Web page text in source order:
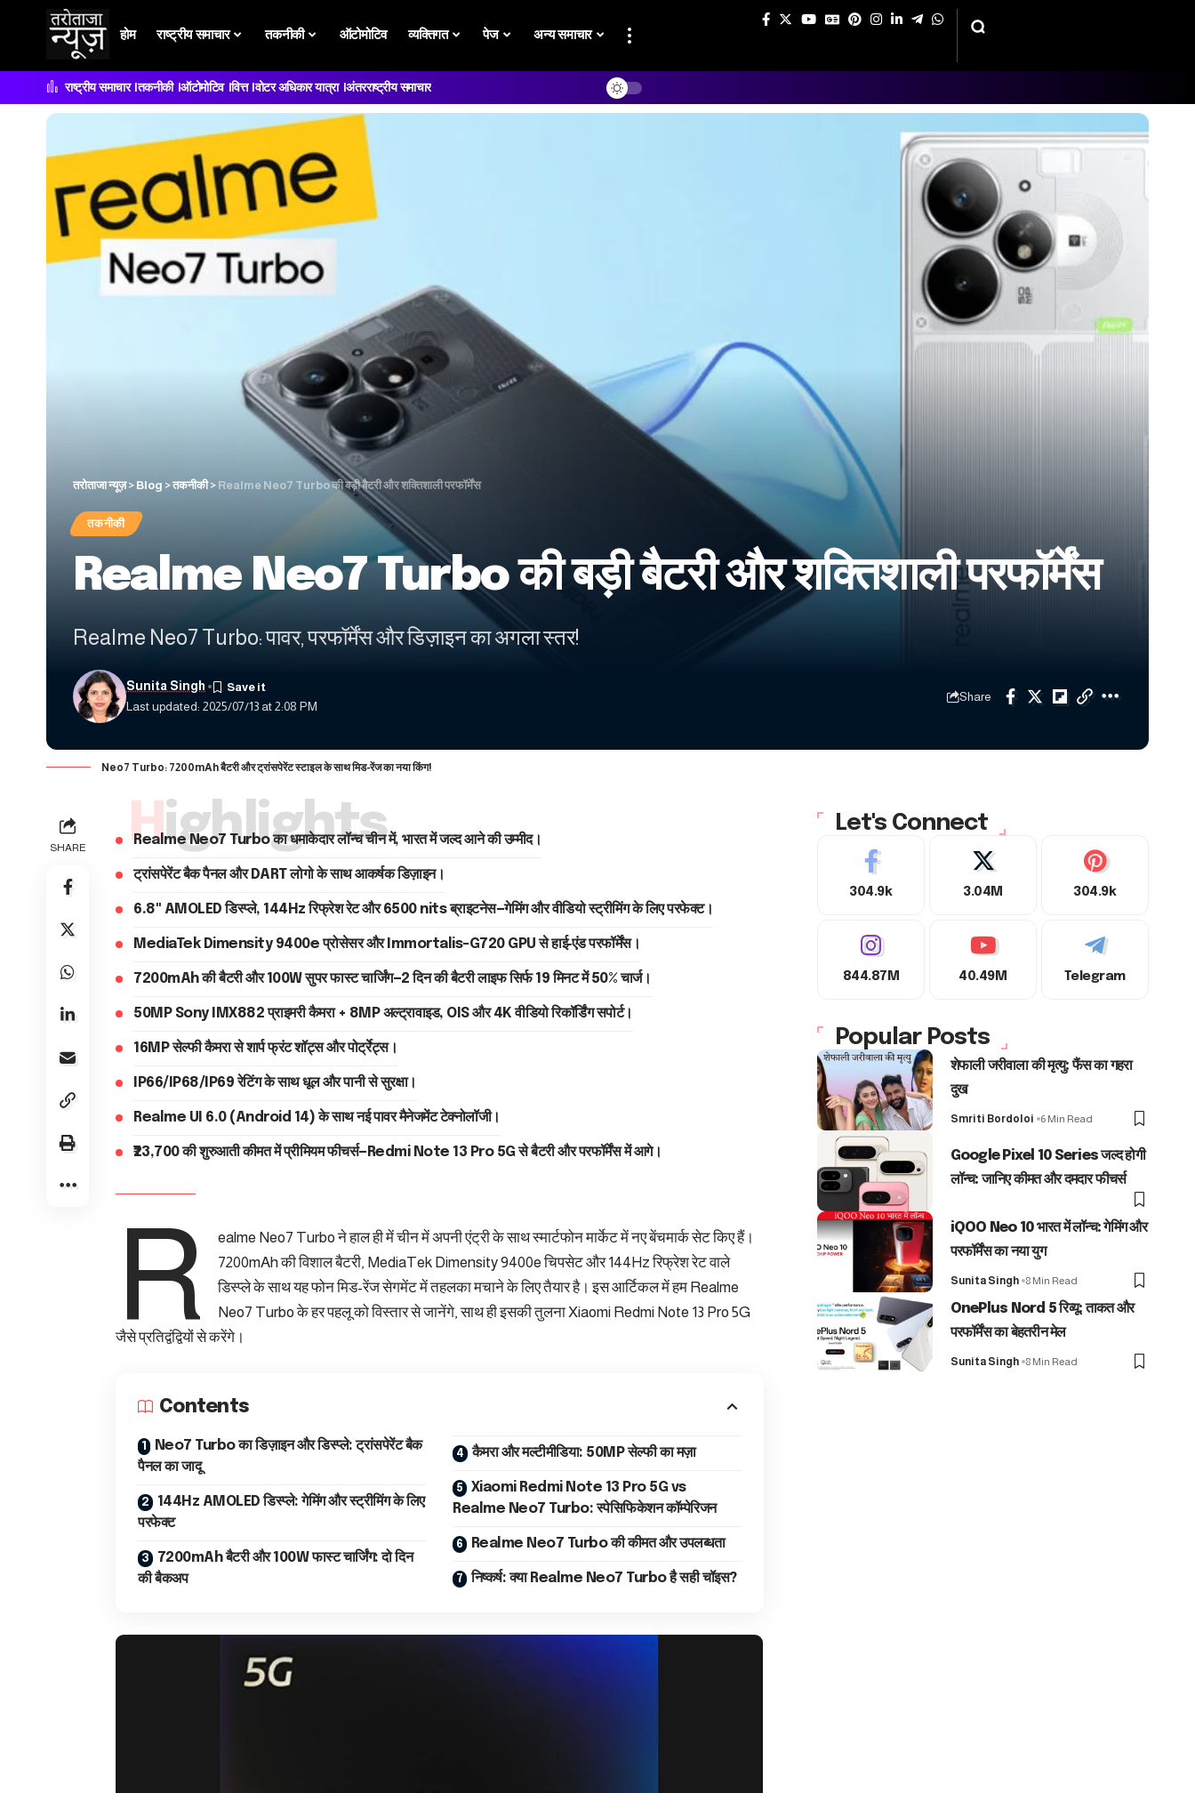
होम राष्ट्रीय समाचार तकनीकी ऑटोमोटिव व्यक्तिगत पेज अन्य समाचार
राष्ट्रीय समाचार तकनीकी ऑटोमोटिव वित्त वोटर अधिकार यात्रा अंतरराष्ट्रीय समाचार
तरोताजा न्यूज़> Blog >तकनीकी> Realme Neo7 Turbo की बड़ी बैटरी और शक्तिशाली परफॉर्मेंस
तकनीकी
Realme Neo7 Turbo की बड़ी बैटरी और शक्तिशाली परफॉर्मेंस
Realme Neo7 Turbo: पावर, परफॉर्मेंस और डिज़ाइन का अगला स्तर!
Last updated: 2025/07/13 at 2:08 PM
Sunita Singh
Share
Neo7 Turbo: 7200mAh बैटरी और ट्रांसपेरेंट स्टाइल के साथ मिड-रेंज का नया किंग!
SHARE Highlights
Realme Neo7 Turbo का धमाकेदार लॉन्च चीन में, भारत में जल्द आने की उम्मीद।
ट्रांसपेरेंट बैक पैनल और DART लोगो के साथ आकर्षक डिज़ाइन।
6.8" AMOLED डिस्प्ले, 144Hz रिफ्रेश रेट और 6500 nits ब्राइटनेस—गेमिंग और वीडियो स्ट्रीमिंग के लिए परफेक्ट।
MediaTek Dimensity 9400e प्रोसेसर और Immortalis-G720 GPU से हाई‑एंड परफॉर्मेंस।
7200mAh की बैटरी और 100W सुपर फास्ट चार्जिंग—2 दिन की बैटरी लाइफ सिर्फ 19 मिनट में 50% चार्ज।
50MP Sony IMX882 प्राइमरी कैमरा + 8MP अल्ट्रावाइड, OIS और 4K वीडियो रिकॉर्डिंग सपोर्ट।
16MP सेल्फी कैमरा से शार्प फ्रंट शॉट्स और पोर्ट्रेट्स।
IP66/IP68/IP69 रेटिंग के साथ धूल और पानी से सुरक्षा।
Realme UI 6.0 (Android 14) के साथ नई पावर मैनेजमेंट टेक्नोलॉजी।
₹23,700 की शुरुआती कीमत में प्रीमियम फीचर्स—Redmi Note 13 Pro 5G से बैटरी और परफॉर्मेंस में आगे।
R
ealme Neo7 Turbo ने हाल ही में चीन में अपनी एंट्री के साथ स्मार्टफोन मार्केट में नए बेंचमार्क सेट किए हैं।
7200mAh की विशाल बैटरी, MediaTek Dimensity 9400e चिपसेट और 144Hz रिफ्रेश रेट वाले
डिस्प्ले के साथ यह फोन मिड-रेंज सेगमेंट में तहलका मचाने के लिए तैयार है। इस आर्टिकल में हम Realme
Neo7 Turbo के हर पहलू को विस्तार से जानेंगे, साथ ही इसकी तुलना Xiaomi Redmi Note 13 Pro 5G
जैसे प्रतिद्वंद्वियों से करेंगे।
Contents
Neo7 Turbo का डिज़ाइन और डिस्प्ले: ट्रांसपेरेंट बैक
पैनल का जादू
144Hz AMOLED डिस्प्ले: गेमिंग और स्ट्रीमिंग के लिए
परफेक्ट
7200mAh बैटरी और 100W फास्ट चार्जिंग: दो दिन
की बैकअप
कैमरा और मल्टीमीडिया: 50MP सेल्फी का मज़ा
Xiaomi Redmi Note 13 Pro 5G vs
Realme Neo7 Turbo: स्पेसिफिकेशन कॉम्पेरिजन
Realme Neo7 Turbo की कीमत और उपलब्धता
निष्कर्ष: क्या Realme Neo7 Turbo है सही चॉइस?
Let's Connect
304.9k 3.04M 304.9k
844.87M 40.49M Telegram
Popular Posts
शेफाली जरीवाला की मृत्यु: फैंस का गहरा
दुख
Smriti Bordoloi 6 Min Read
Google Pixel 10 Series जल्द होगी
लॉन्च: जानिए कीमत और दमदार फीचर्स
iQOO Neo 10 भारत में लॉन्च: गेमिंग और
परफॉर्मेंस का नया युग
Sunita Singh 8 Min Read
OnePlus Nord 5 रिव्यू: ताकत और
परफॉर्मेंस का बेहतरीन मेल
Sunita Singh 8 Min Read